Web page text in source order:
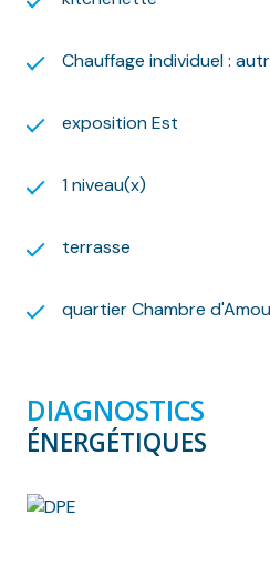
nécessaire à la constitution
Le loyer de référence est de
Il n'est pas appliqué de
pour un usage standard :
an. Prix moyens des énergies
Les informations sur les
www.georisques.gouv.fr
Chauffage individuel :
exposition Est
1 niveau(x)
terrasse
quartier Chambre
DIAGNOSTICS
ÉNERGÉTIQUES